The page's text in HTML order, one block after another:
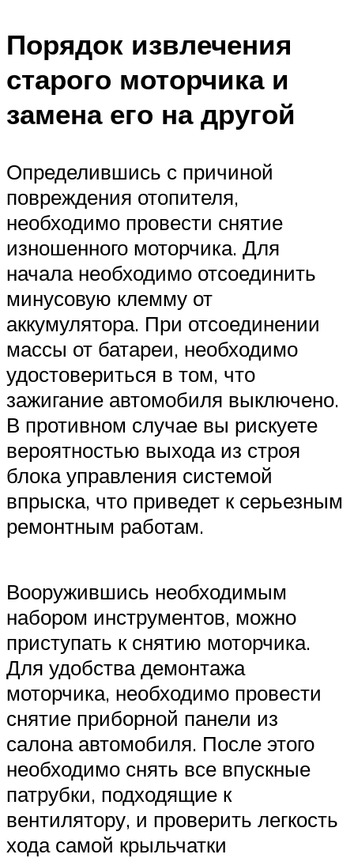
Порядок извлечения
старого моторчика и
замена его на другой
Определившись с причиной
повреждения отопителя,
необходимо провести снятие
изношенного моторчика. Для
начала необходимо отсоединить
минусовую клемму от
аккумулятора. При отсоединении
массы от батареи, необходимо
удостовериться в том, что
зажигание автомобиля выключено.
В противном случае вы рискуете
вероятностью выхода из строя
блока управления системой
впрыска, что приведет к серьезным
ремонтным работам.
Вооружившись необходимым
набором инструментов, можно
приступать к снятию моторчика.
Для удобства демонтажа
моторчика, необходимо провести
снятие приборной панели из
салона автомобиля. После этого
необходимо снять все впускные
патрубки, подходящие к
вентилятору, и проверить легкость
хода самой крыльчатки